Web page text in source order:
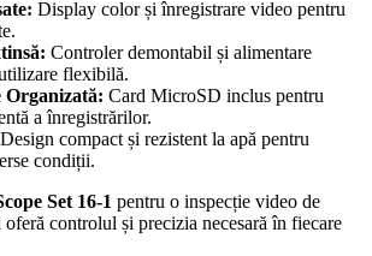
Display color și înregistrare video pentru
Controler demontabil și alimentare
flexibilă.
Organizată: Card MicroSD inclus pentru
a înregistrărilor.
Design compact și rezistent la apă pentru
condiții.
Set 16-1 pentru o inspecție video de
controlul și precizia necesară în fiecare